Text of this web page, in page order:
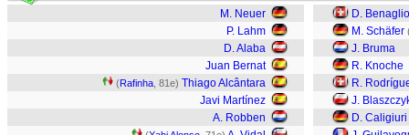
M. Neuer
P. Lahm
D. Alaba
Juan Bernat
(Rafinha , 81e) Thiago Alcântara
Javi Martínez
A. Robben
D. Benaglio
M. Schäfer
J. Bruma
R. Knoche
R.
J.
D. Caligiuri